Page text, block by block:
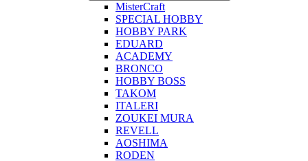
MisterCraft
SPECIAL HOBBY
HOBBY PARK
EDUARD
ACADEMY
BRONCO
HOBBY BOSS
TAKOM
ITALERI
ZOUKEI MURA
REVELL
AOSHIMA
RODEN